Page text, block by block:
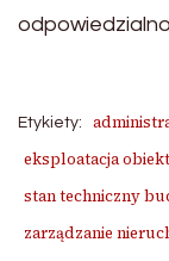
Etykiety:
eksploatacja
stan techniczny
zarządzanie